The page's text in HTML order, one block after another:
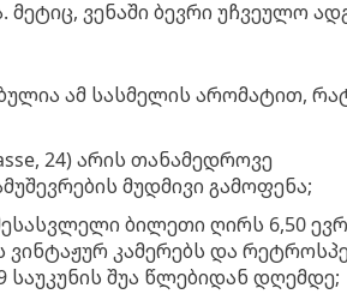
ვენაში ბევრი უჩვეულო
ამ სასმელის არომატით,
24) არის თანამედროვე
მუდმივი გამოფენა;
ბილეთი ღირს 6,50
ვინტაჟურ კამერებს და
შუა წლებიდან დღემდე;